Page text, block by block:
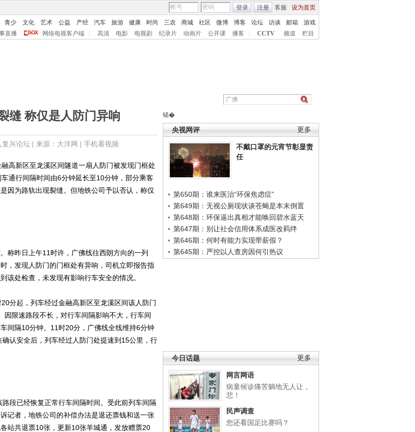
客服 设为首页
登录 注册
青少 文化 艺术 公益 产经 汽车 旅游 健康 时尚 三农 商城 社区 微博 博客 论坛 访谈 邮箱
游戏
直播 网络电视客户端 高清 电影 电视剧 纪录片 动画片 公开课 播客 CCTV 频道 栏目
缝 称仅是人防门异响
复兴论坛| 来源：大洋网 | 手机看视频
锘�
更多
央视网评
不戴口罩的元宵节彰显责
任
第650期：谁来医治“环保焦虑症”
第649期：无视公厕现状谈苍蝇是本末倒置
第648期：环保逼出真相才能唤回碧水蓝天
第647期：别让社会信用体系成医改羁绊
第646期：何时有能力实现带薪假？
第645期：严控以人查房因何引热议
更多
今日话题
网言网语
病童候诊痛苦躺地无人让，
悲！
民声调查
您还看国足比赛吗？
新区至龙溪区间隧道一扇人防门被发现门框处
通行间隔时间由6分钟延长至10分钟，部分乘客
因为路轨出现裂缝。但地铁公司予以否认，称仅
昨日上午11时许，广佛线往西朗方向的一列
，发现人防门的门框处有异响，司机立即报告指
该处检查，未发现有影响行车安全的情况。
起，列车经过金融高新区至龙溪区间该人防门
限速路段不长，对行车间隔影响不大，行车间
间隔10分钟。11时20分，广佛线全线维持6分钟
认安全后，列车经过人防门处提速到15公里，行
已经恢复正常行车间隔时间。受此前列车间隔
记者，地铁公司的补偿办法是退还票钱和送一张
站共退票10张，更新10张羊城通，发放赠票20